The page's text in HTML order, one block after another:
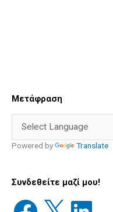
Μετάφραση
Powered by Translate
Συνδεθείτε μαζί μου!
Facebook
X
Διεύθυνση
Παλιές